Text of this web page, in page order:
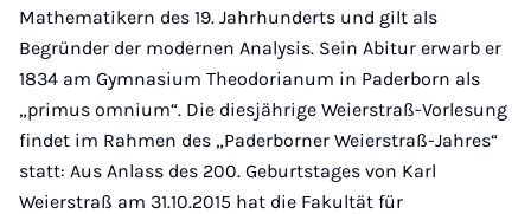
Mathematikern des 19. Jahrhunderts und gilt als
Begründer der modernen Analysis. Sein Abitur erwarb er
1834 am Gymnasium Theodorianum in Paderborn als
„primus omnium“. Die diesjährige Weierstraß-Vorlesung
findet im Rahmen des „Paderborner Weierstraß-Jahres“
statt: Aus Anlass des 200. Geburtstages von Karl
Weierstraß am 31.10.2015 hat die Fakultät für